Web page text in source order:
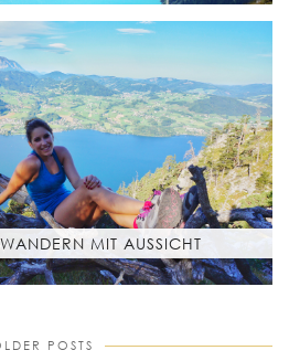
MIT AUSSICHT
POSTS